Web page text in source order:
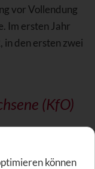
vor Vollendung
Im ersten Jahr
in den ersten zwei
(KfO)
können